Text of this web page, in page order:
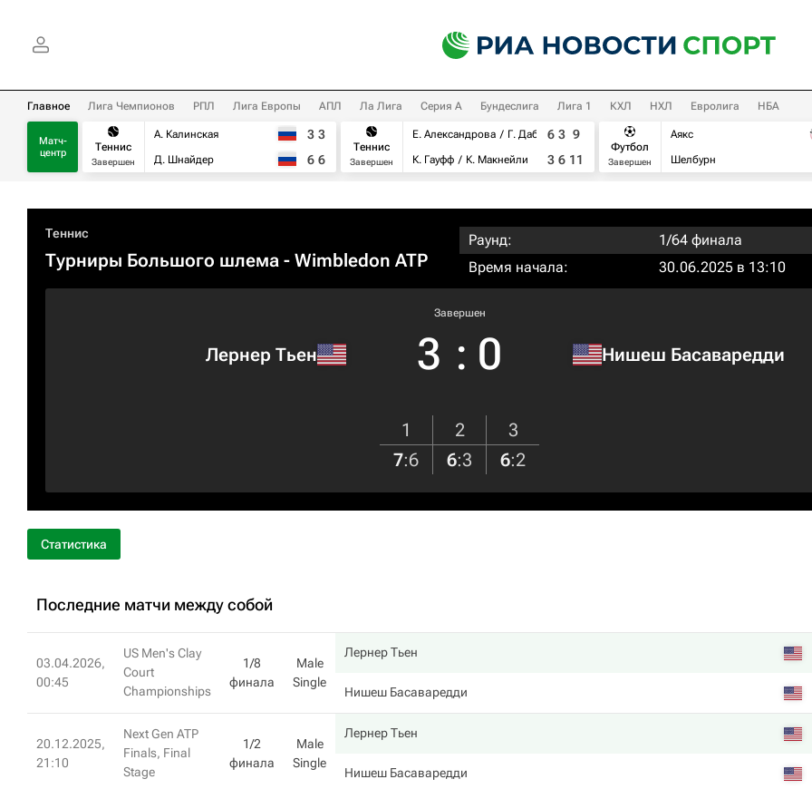
Главное Лига Чемпионов РПЛ Лига Европы АПЛ Ла Лига Серия А Бундеслига Лига 1 КХЛ НХЛ Евролига НБА
Матч-
центр
Теннис
Завершен
А. Калинская
Д. Шнайдер
3 3
6 6
Теннис
Завершен
Е. Александрова
Г. Дабровски
К. Гауфф
К. Макнейли
6 3 9
3 6 11
Футбол
Завершен
Аякс
Шелбурн
Теннис
Турниры Большого шлема - Wimbledon ATP
Раунд:
1/64 финала
Время начала:
30.06.2025 в 13:10
Лернер Тьен
Завершен
3 : 0 Нишеш Басаваредди
1 2
3
7:6 6:3 6:2
Статистика
Последние матчи между собой
03.04.2026,
00:45
US Men's Clay
Court
Championships
1/8
финала
Male
Single
Лернер Тьен
Нишеш Басаваредди
20.12.2025,
21:10
Next Gen ATP
Finals, Final
Stage
1/2
финала
Male
Single
Лернер Тьен
Нишеш Басаваредди